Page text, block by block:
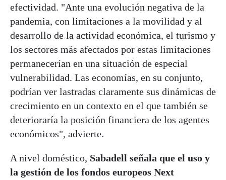
efectividad. "Ante una evolución negativa de la
pandemia, con limitaciones a la movilidad y al
desarrollo de la actividad económica, el turismo y
los sectores más afectados por estas limitaciones
permanecerían en una situación de especial
vulnerabilidad. Las economías, en su conjunto,
podrían ver lastradas claramente sus dinámicas de
crecimiento en un contexto en el que también se
deterioraría la posición financiera de los agentes
económicos", advierte.
A nivel doméstico, Sabadell señala que el uso y
la gestión de los fondos europeos Next